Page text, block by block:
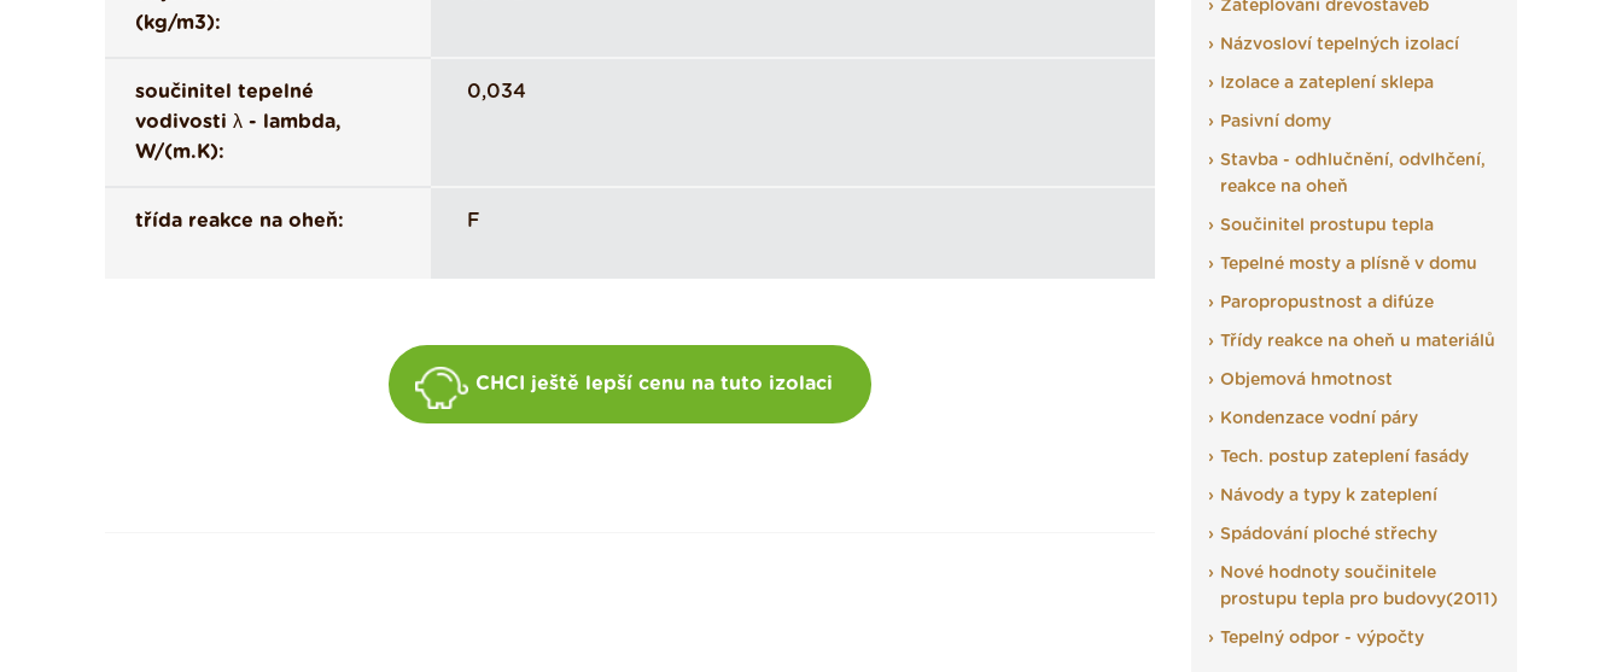
(kg/m3):
součinitel tepelné
vodivosti λ - lambda,
W/(m.K):
0,034
třída reakce na oheň: F
CHCI ještě lepší cenu na tuto izolaci
Zateplování dřevostaveb
Názvosloví tepelných izolací
Izolace a zateplení sklepa
Pasivní domy
Stavba - odhlučnění, odvlhčení,
reakce na oheň
Součinitel prostupu tepla
Tepelné mosty a plísně v domu
Paropropustnost a difúze
Třídy reakce na oheň u materiálů
Objemová hmotnost
Kondenzace vodní páry
Tech. postup zateplení fasády
Návody a typy k zateplení
Spádování ploché střechy
Nové hodnoty součinitele
prostupu tepla pro budovy(2011)
Tepelný odpor - výpočty